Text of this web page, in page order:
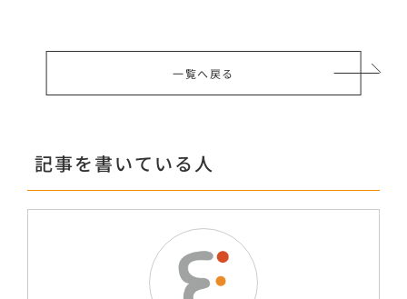
一覧へ戻る
記事を書いている人